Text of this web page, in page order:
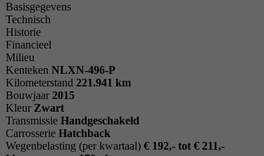
Basisgegevens
Technisch
Historie
Financieel
Milieu
Kenteken NLXN-496-P
Kilometerstand 221.941 km
Bouwjaar 2015
Kleur Zwart
Transmissie Handgeschakeld
Carrosserie Hatchback
Wegenbelasting (per kwartaal) € 192,- tot € 211,-